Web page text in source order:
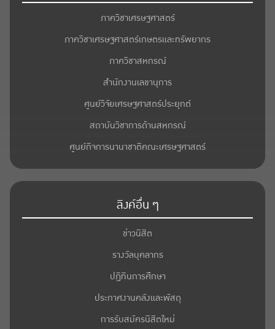
ภาควิชาเศรษฐศาสตร์
ภาควิชาเศรษฐศาสตร์เกษตรและทรัพยากร
ภาควิชาสหกรณ์
สำนักงานเลขานุการ
ศูนย์วิจัยเศรษฐศาสตร์ประยุกต์
สถาบันวิชาการด้านสหกรณ์
ศูนย์กิจการนานาชาติคณะเศรษฐศาสตร์
ลิงค์อื่น ๆ
ข่าวนิสิต
รางวัลบุคลากร
ปฎิทินการศึกษา
ประกาศงานคลังและพัสดุ
การรับสมัครนิสิตใหม่